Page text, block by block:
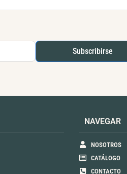
Subscribirse
NAVEGAR
NOSOTROS
CATÁLOGO
CONTACTO